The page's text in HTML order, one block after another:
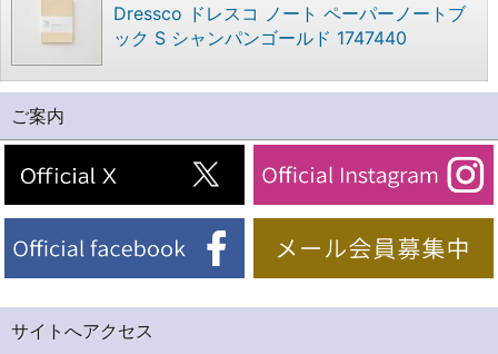
Dressco ドレスコ ノート ペーパーノートブ
ック S シャンパンゴールド 1747440
ご案内
サイトへアクセス